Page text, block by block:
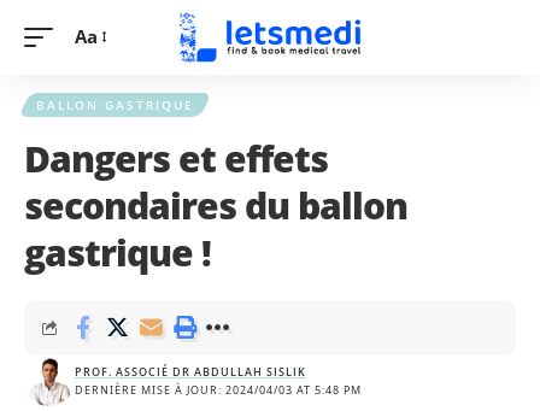
Aa
BALLON GASTRIQUE
Dangers et effets
secondaires du ballon
gastrique !
DERNIÈRE MISE À JOUR: 2024/04/03 AT 5:48 PM
PROF. ASSOCIÉ DR ABDULLAH SISLIK